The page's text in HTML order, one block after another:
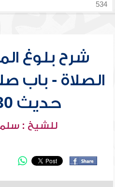
534
شرح بلوغ
الصلاة - باب
حديث 530-534
للشيخ :